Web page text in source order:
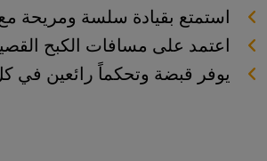
استمتع بقيادة سلسة ومريحة
اعتمد على مسافات الكبح
يوفر قبضة وتحكماً رائعين في